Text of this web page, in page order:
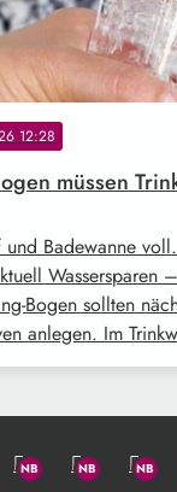
12:28
müssen
und Badewanne
Wassersparen
Bogen sollten
anlegen. Im